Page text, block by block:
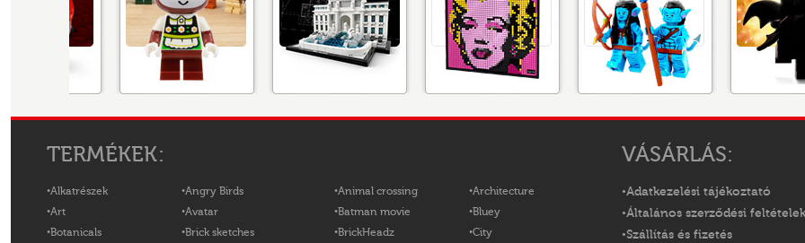
TERMÉKEK:
Alkatrészek
Art
Botanicals
Angry Birds
Avatar
Brick sketches
Animal crossing
Batman movie
BrickHeadz
Architecture
Bluey
City
VÁSÁRLÁS:
Adatkezelési tájékoztató
Általános szerződési feltételek
Szállítás és fizetés